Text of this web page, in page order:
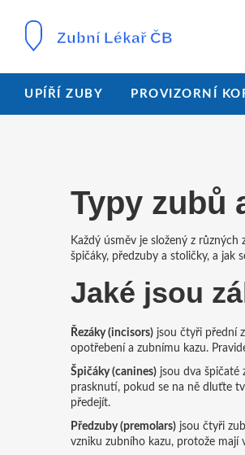
UPÍŘÍ ZUBY PROVIZORNÍ
Typy zubů
Každý úsměv je složený z
špičáky, předzuby a stoličky, a jak
Jaké jsou
Řezáky (incisors) jsou čtyři přední
opotřebení a zubnímu kazu.
Špičáky (canines) jsou dva špičaté
prasknutí, pokud se na ně dluťte
předejít.
Předzuby (premolars) jsou čtyři
vzniku zubního kazu, protože mají